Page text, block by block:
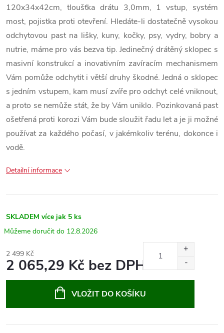
120x34x42cm, tloušťka drátu 3,0mm, 1 vstup, systém
most, pojistka proti otevření. Hledáte-li dostatečně vysokou
odchytovou past na lišky, kuny, kočky, psy, vydry, bobry a
nutrie, máme pro vás bezva tip. Jedinečný drátěný sklopec s
masivní konstrukcí a inovativním zavíracím mechanismem
Vám pomůže odchytit i větší druhy škodné. Jedná o sklopec
s jedním vstupem, kam musí zvíře pro odchyt celé vniknout,
a proto se nemůže stát, že by Vám uniklo. Pozinkovaná past
ošetřená proti korozi Vám bude sloužit řadu let a je ji možné
používat za každého počasí, v jakémkoliv terénu, dokonce i
vodě.
Detailní informace
SKLADEM více jak 5 ks
12.8.2026
2 499 Kč
2 065,29 Kč bez DPH
VLOŽIT DO KOŠÍKU